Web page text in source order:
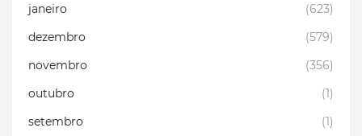
janeiro
(623)
dezembro
(579)
novembro
(356)
outubro
(1)
setembro
(1)